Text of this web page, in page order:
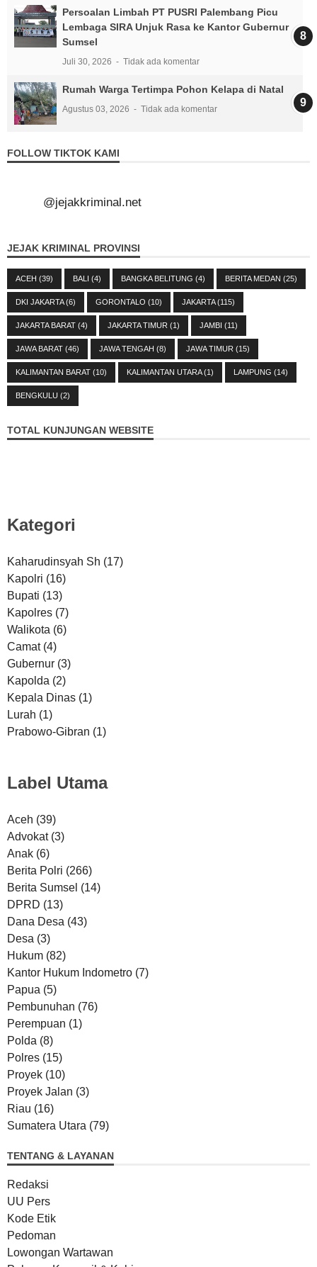
Persoalan Limbah PT PUSRI Palembang Picu
Lembaga SIRA Unjuk Rasa ke Kantor Gubernur
Sumsel
Juli 30, 2026 Tidak ada komentar
Rumah Warga Tertimpa Pohon Kelapa di Natal
Agustus 03, 2026 Tidak ada komentar
FOLLOW TIKTOK KAMI
@jejakkriminal.net
JEJAK KRIMINAL PROVINSI
ACEH (39) BALI (4) BANGKA BELITUNG (4) BERITA MEDAN (25)
DKI JAKARTA(6) GORONTALO (10) JAKARTA(115)
JAKARTA BARAT (4) JAKARTA TIMUR (1) JAMBI (11)
JAWA BARAT (46) JAWA TENGAH (8) JAWA TIMUR (15)
KALIMANTAN BARAT (10) KALIMANTAN UTARA(1) LAMPUNG (14)
BENGKULU (2)
TOTAL KUNJUNGAN WEBSITE
Kategori
Kaharudinsyah Sh (17)
Kapolri (16)
Bupati (13)
Kapolres (7)
Walikota (6)
Camat (4)
Gubernur (3)
Kapolda (2)
Kepala Dinas (1)
Lurah (1)
Prabowo-Gibran (1)
Label Utama
Aceh (39)
Advokat (3)
Anak (6)
Berita Polri (266)
Berita Sumsel (14)
DPRD (13)
Dana Desa (43)
Desa (3)
Hukum (82)
Kantor Hukum Indometro (7)
Papua (5)
Pembunuhan (76)
Perempuan (1)
Polda (8)
Polres (15)
Proyek (10)
Proyek Jalan (3)
Riau (16)
Sumatera Utara (79)
TENTANG & LAYANAN
Redaksi
UU Pers
Kode Etik
Pedoman
Lowongan Wartawan